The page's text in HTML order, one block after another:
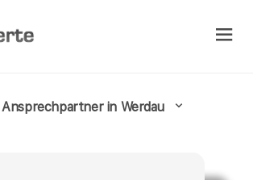
in Werdau